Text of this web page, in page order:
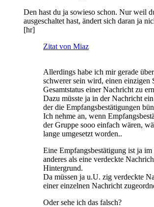
Den hast du ja sowieso schon. Nur weil
ausgeschaltet hast, ändert sich daran ja
[hr]
Zitat von Miaz
Allerdings habe ich mir gerade
schwerer sein wird, einen einzigen
Gesamtstatus einer Nachricht zu
Dazu müsste ja in der Nachricht
der die Empfangsbestätigungen
Ich nehme an, wenn
der Gruppe sooo einfach wären,
lange umgesetzt worden..
Eine Empfangsbestätigung ist ja
anderes als eine verdeckte
Hintergrund.
Da müssen ja u.U. zig verdeckte
einer einzelnen Nachricht
Oder sehe ich das falsch?